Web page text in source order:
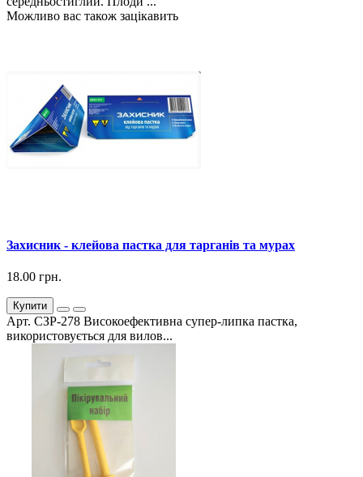
Можливо вас також зацікавить
Захисник - клейова пастка для тарганів та мурах
18.00 грн.
Купити
Арт. СЗР-278 Високоефективна супер-липка пастка,
використовується для вилов...